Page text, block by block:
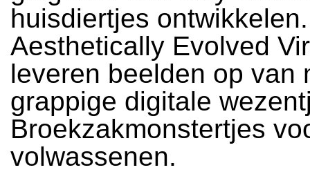
huisdiertjes
Aesthetically Evolved
leveren beelden op van
grappige digitale
Broekzakmonstertjes
volwassenen.